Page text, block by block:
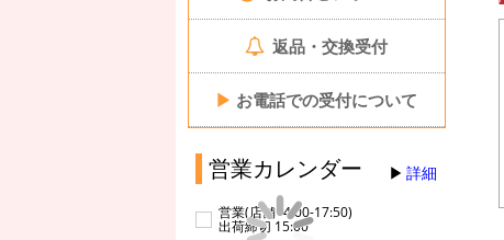
返品・交換受付
▶ お電話での受付について
営業カレンダー 詳細
営業(店舗14:00-17:50)
出荷締切 15:00